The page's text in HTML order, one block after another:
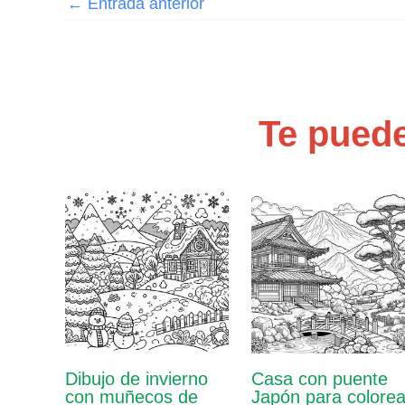
← Entrada anterior
Te
Dibujo de invierno
con muñecos de
Casa con puente
Japón para